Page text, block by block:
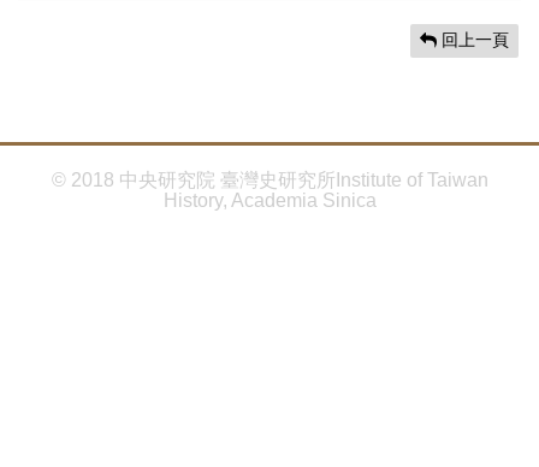
回上一頁
© 2018 中央研究院 臺灣史研究所Institute of Taiwan
History, Academia Sinica